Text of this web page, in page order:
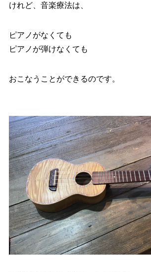
けれど、音楽療法は、
ピアノがなくても
ピアノが弾けなくても
おこなうことができるのです。